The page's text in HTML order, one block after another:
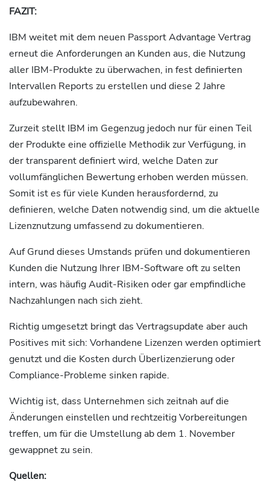
FAZIT:
IBM weitet mit dem neuen Passport Advantage Vertrag
erneut die Anforderungen an Kunden aus, die Nutzung
aller IBM-Produkte zu überwachen, in fest definierten
Intervallen Reports zu erstellen und diese 2 Jahre
aufzubewahren.
Zurzeit stellt IBM im Gegenzug jedoch nur für einen Teil
der Produkte eine offizielle Methodik zur Verfügung, in
der transparent definiert wird, welche Daten zur
vollumfänglichen Bewertung erhoben werden müssen.
Somit ist es für viele Kunden herausfordernd, zu
definieren, welche Daten notwendig sind, um die aktuelle
Lizenznutzung umfassend zu dokumentieren.
Auf Grund dieses Umstands prüfen und dokumentieren
Kunden die Nutzung Ihrer IBM-Software oft zu selten
intern, was häufig Audit-Risiken oder gar empfindliche
Nachzahlungen nach sich zieht.
Richtig umgesetzt bringt das Vertragsupdate aber auch
Positives mit sich: Vorhandene Lizenzen werden optimiert
genutzt und die Kosten durch Überlizenzierung oder
Compliance-Probleme sinken rapide.
Wichtig ist, dass Unternehmen sich zeitnah auf die
Änderungen einstellen und rechtzeitig Vorbereitungen
treffen, um für die Umstellung ab dem 1. November
gewappnet zu sein.
Quellen: